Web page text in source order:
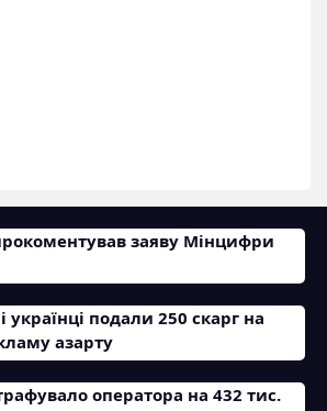
заяву Мінцифри
українці подали 250 скарг на
азарту
оператора на 432 тис.